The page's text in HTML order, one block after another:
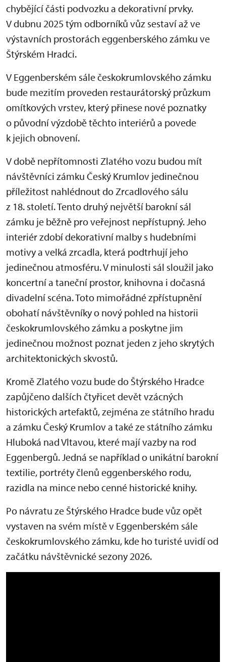
chybějící části podvozku a dekorativní prvky.
V dubnu 2025 tým odborníků vůz sestaví až ve
výstavních prostorách eggenberského zámku ve
Štýrském Hradci.
V Eggenberském sále českokrumlovského zámku
bude mezitím proveden restaurátorský průzkum
omítkových vrstev, který přinese nové poznatky
o původní výzdobě těchto interiérů a povede
k jejich obnovení.
V době nepřítomnosti Zlatého vozu budou mít
návštěvníci zámku Český Krumlov jedinečnou
příležitost nahlédnout do Zrcadlového sálu
z 18. století. Tento druhý největší barokní sál
zámku je běžně pro veřejnost nepřístupný. Jeho
interiér zdobí dekorativní malby s hudebními
motivy a velká zrcadla, která podtrhují jeho
jedinečnou atmosféru. V minulosti sál sloužil jako
koncertní a taneční prostor, knihovna i dočasná
divadelní scéna. Toto mimořádné zpřístupnění
obohatí návštěvníky o nový pohled na historii
českokrumlovského zámku a poskytne jim
jedinečnou možnost poznat jeden z jeho skrytých
architektonických skvostů.
Kromě Zlatého vozu bude do Štýrského Hradce
zapůjčeno dalších čtyřicet devět vzácných
historických artefaktů, zejména ze státního hradu
a zámku Český Krumlov a také ze státního zámku
Hluboká nad Vltavou, které mají vazby na rod
Eggenbergů. Jedná se například o unikátní barokní
textilie, portréty členů eggenberského rodu,
razidla na mince nebo cenné historické knihy.
Po návratu ze Štýrského Hradce bude vůz opět
vystaven na svém místě v Eggenberském sále
českokrumlovského zámku, kde ho turisté uvidí od
začátku návštěvnické sezony 2026.